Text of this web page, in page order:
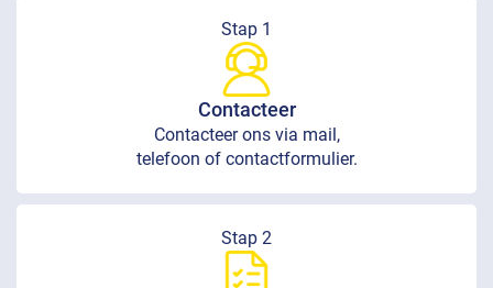
Stap 1
Contacteer
Contacteer ons via mail,
telefoon of contactformulier.
Stap 2